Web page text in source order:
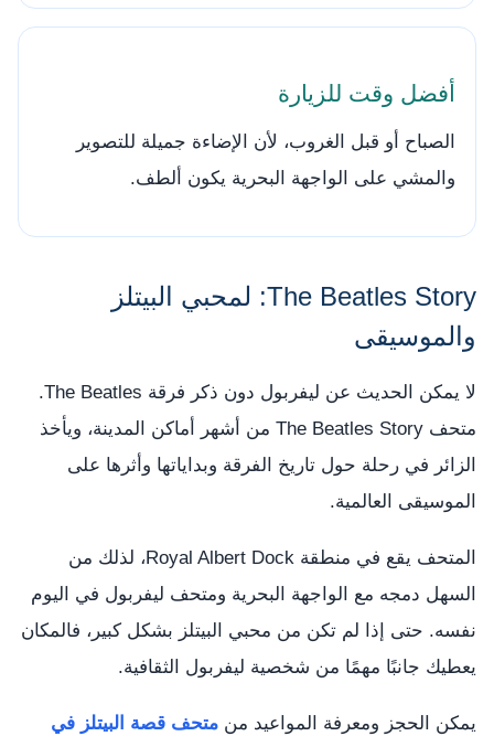
أفضل وقت للزيارة
الصباح أو قبل الغروب، لأن الإضاءة جميلة للتصوير
والمشي على الواجهة البحرية يكون ألطف.
The Beatles Story: لمحبي البيتلز
والموسيقى
لا يمكن الحديث عن ليفربول دون ذكر فرقة The Beatles.
متحف The Beatles Story من أشهر أماكن المدينة، ويأخذ
الزائر في رحلة حول تاريخ الفرقة وبداياتها وأثرها على
الموسيقى العالمية.
المتحف يقع في منطقة Royal Albert Dock، لذلك من
السهل دمجه مع الواجهة البحرية ومتحف ليفربول في اليوم
نفسه. حتى إذا لم تكن من محبي البيتلز بشكل كبير، فالمكان
يعطيك جانبًا مهمًا من شخصية ليفربول الثقافية.
يمكن الحجز ومعرفة المواعيد من متحف قصة البيتلز في